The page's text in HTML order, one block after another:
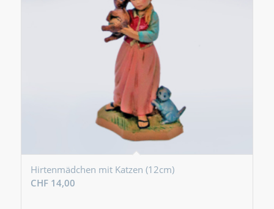
Hirtenmädchen mit Katzen (12cm)
CHF14,00